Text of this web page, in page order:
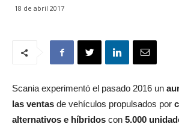
18 de abril 2017
Scania experimentó el pasado 2016 un
las ventas de vehículos propulsados por
alternativos e híbridos con 5.000